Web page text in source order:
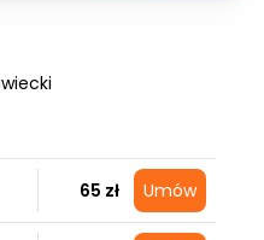
65 zł Umów